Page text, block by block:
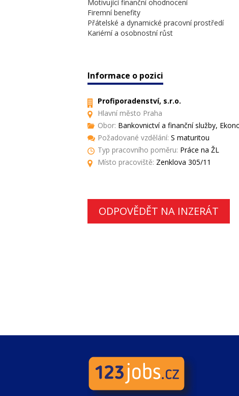
Motivující finanční ohodnocení
Firemní benefity
Přátelské a dynamické pracovní prostředí
Kariérní a osobnostní růst
Informace o pozici
Profiporadenství, s.r.o.
Hlavní město Praha
Obor: Bankovnictví a finanční služby,
Požadované vzdělání: S maturitou
Typ pracovního poměru: Práce na ŽL
Místo pracoviště: Zenklova 305/11
ODPOVĚDĚT NA INZERÁT